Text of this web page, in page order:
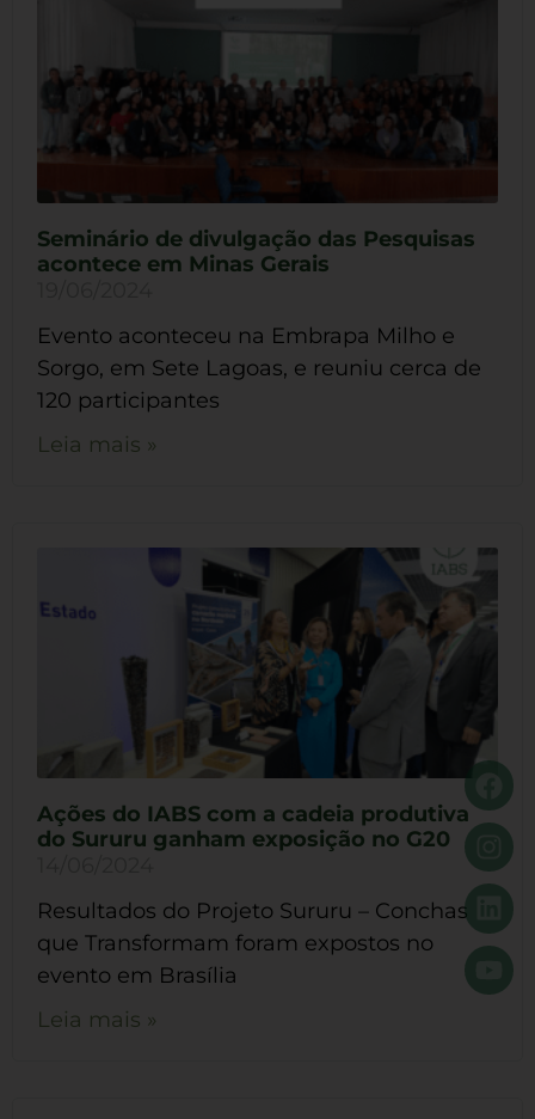
Seminário de divulgação das Pesquisas
acontece em Minas Gerais
Evento aconteceu na Embrapa Milho e
Sorgo, em Sete Lagoas, e reuniu cerca de
120 participantes
Leia mais »
Ações do IABS com a cadeia produtiva
do Sururu ganham exposição no G20
Resultados do Projeto Sururu – Conchas
que Transformam foram expostos no
evento em Brasília
Leia mais »